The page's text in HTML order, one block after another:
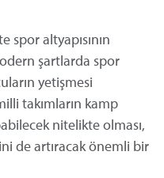
spor altyapısının
şartlarda spor
yetişmesi
takımların kamp
nitelikte olması,
de artıracak önemli bir